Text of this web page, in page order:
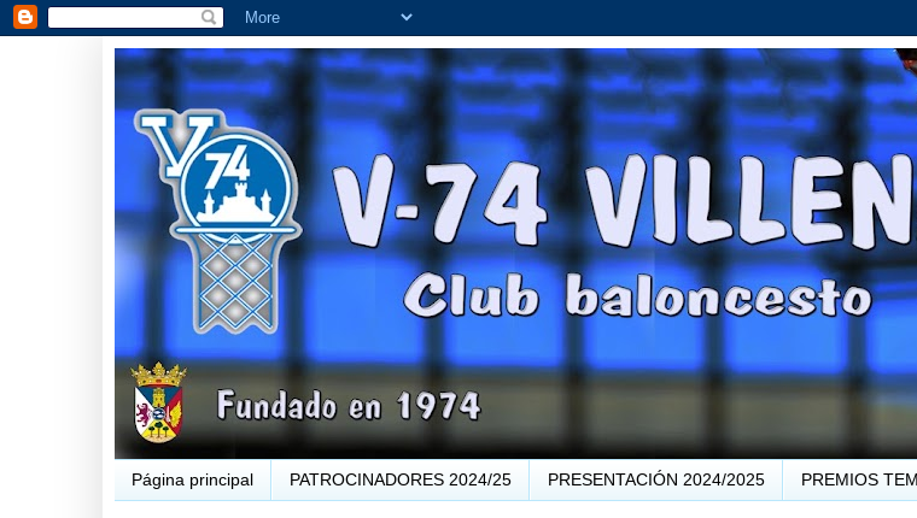
Página principal PATROCINADORES 2024/25 PRESENTACIÓN 2024/2025 PREMIOS